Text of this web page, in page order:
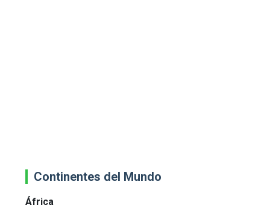
Continentes del Mundo
África